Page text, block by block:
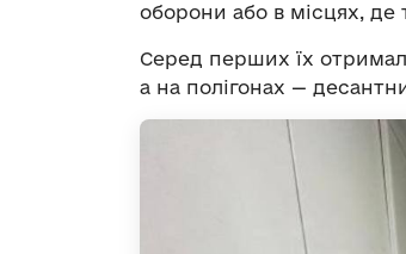
оборони або в місцях, де
Серед перших їх
а на полігонах —